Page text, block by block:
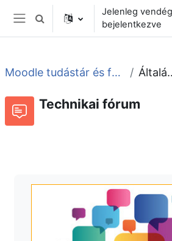
Tovább a fő tartalomhoz
Oldalpanel
Keresési bemeneti adatok váltása
Jelenleg
bejelentkezve
Moodle tudástár és fórum
Technikai fórum